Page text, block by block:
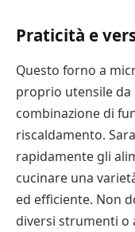
Praticità e
Questo forno a
proprio utensile da
combinazione di
riscaldamento.
rapidamente gli
cucinare una
ed efficiente. Non
diversi strumenti o